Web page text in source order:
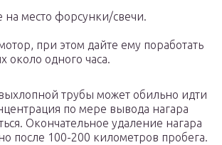
на место форсунки/свечи.
при этом дайте ему поработать
около одного часа.
трубы может обильно идти
по мере вывода нагара
Окончательное удаление нагара
после 100-200 километров пробега.